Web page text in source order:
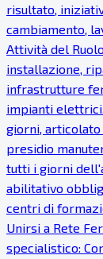
risultato,
cambiamento,
Attività del
installazione,
infrastrutture
impianti
giorni,
presidio
tutti i giorni
abilitativo
centri di
Unirsi a Rete
specialistico: